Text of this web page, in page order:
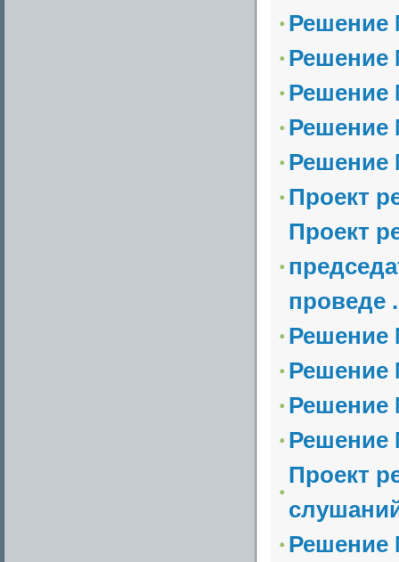
Решение
Решение
Решение
Решение
Решение
Проект
Проект
проведе
Решение
Решение
Решение
Решение
Проект
Решение